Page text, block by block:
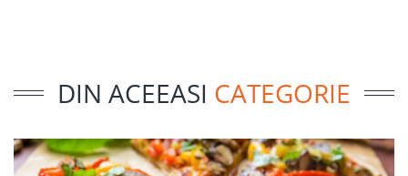
DIN ACEEASI CATEGORIE